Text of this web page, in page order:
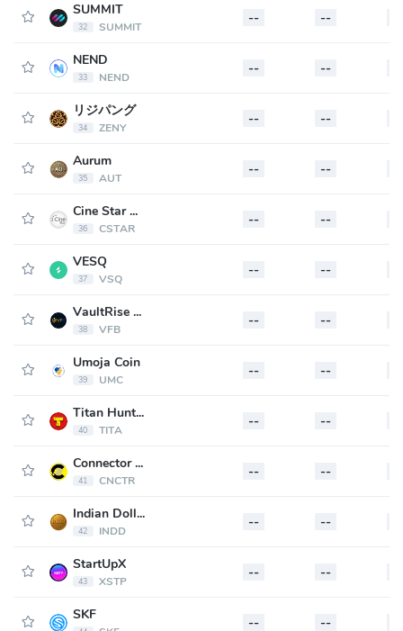
SUMMIT
32 SUMMIT
-- --
NEND
33 NEND
-- --
リジパング
34 ZENY
-- --
Aurum
35 AUT
-- --
Cine Star Token
36 CSTAR
-- --
VESQ
37 VSQ
-- --
VaultRise Funding Bridge
38 VFB
-- --
Umoja Coin
39 UMC
-- --
Titan Hunters
40 TITA
-- --
Connector Coin
41 CNCTR
-- --
Indian Dollar
42 INDD
-- --
StartUpX
43 XSTP
-- --
SKF -- --